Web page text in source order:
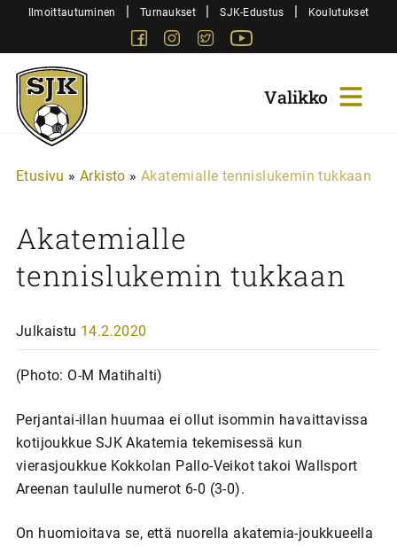
SiirryIlmoittautuminen | Turnaukset | SJK-Edustus | Koulutukset
FacebookInstagram
Twitter
Sjk-
Juniorit
Etusivu » Arkisto » Akatemialle tennislukemin tukkaan
Akatemialle
tennislukemin tukkaan
Julkaistu 14.2.2020
(Photo: O-M Matihalti)
Perjantai-illan huumaa ei ollut isommin havaittavissa
kotijoukkue SJK Akatemia tekemisessä kun
vierasjoukkue Kokkolan Pallo-Veikot takoi Wallsport
Areenan taululle numerot 6-0 (3-0).
On huomioitava se, että nuorella akatemia-joukkueella